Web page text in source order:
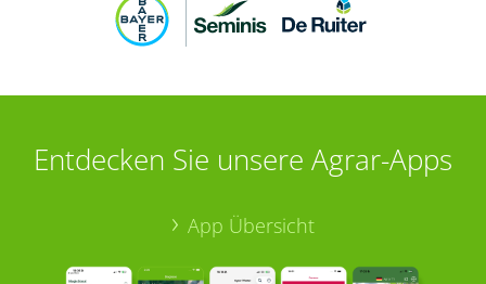
Entdecken Sie unsere Agrar-Apps
App Übersicht